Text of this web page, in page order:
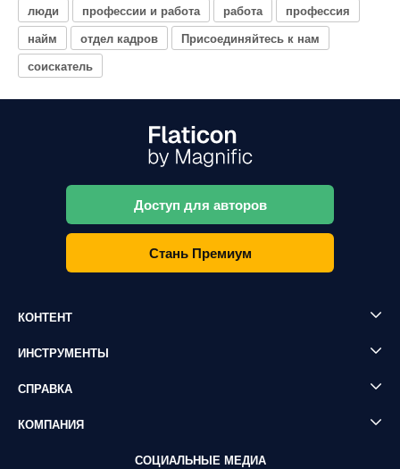
люди профессии и работа работа
профессия
найм
отдел кадров
Присоединяйтесь к нам
соискатель
Доступ для авторов
Стань Премиум
КОНТЕНТ
ИНСТРУМЕНТЫ
СПРАВКА
КОМПАНИЯ
СОЦИАЛЬНЫЕ МЕДИА